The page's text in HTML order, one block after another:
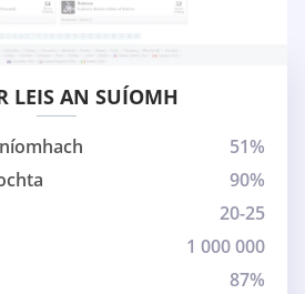
LEIS AN SUÍOMH
51%
90%
20-25
1 000 000
87%